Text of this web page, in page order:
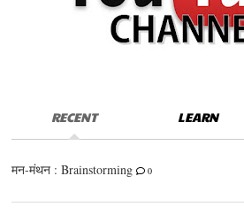
RECENT LEARN
मन-मंथन : Brainstorming 0